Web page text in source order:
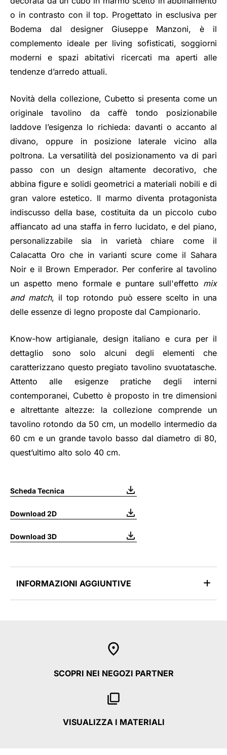
o in contrasto con il top. Progettato in esclusiva per
Bodema dal designer Giuseppe Manzoni, è il
complemento ideale per living sofisticati, soggiorni
moderni e spazi abitativi ricercati ma aperti alle
tendenze d’arredo attuali.
Novità della collezione, Cubetto si presenta come un
originale tavolino da caffè tondo posizionabile
laddove l’esigenza lo richieda: davanti o accanto al
divano, oppure in posizione laterale vicino alla
poltrona. La versatilità del posizionamento va di pari
passo con un design altamente decorativo, che
abbina figure e solidi geometrici a materiali nobili e di
gran valore estetico. Il marmo diventa protagonista
indiscusso della base, costituita da un piccolo cubo
affiancato ad una staffa in ferro lucidato, e del piano,
personalizzabile sia in varietà chiare come il
Calacatta Oro che in varianti scure come il Sahara
Noir e il Brown Emperador. Per conferire al tavolino
un aspetto meno formale e puntare sull'effetto mix
and match, il top rotondo può essere scelto in una
delle essenze di legno proposte dal Campionario.
Know-how artigianale, design italiano e cura per il
dettaglio sono solo alcuni degli elementi che
caratterizzano questo pregiato tavolino svuotatasche.
Attento alle esigenze pratiche degli interni
contemporanei, Cubetto è proposto in tre dimensioni
e altrettante altezze: la collezione comprende un
tavolino rotondo da 50 cm, un modello intermedio da
60 cm e un grande tavolo basso dal diametro di 80,
quest’ultimo alto solo 40 cm.
Scheda Tecnica
Download 2D
Download 3D
INFORMAZIONI AGGIUNTIVE
SCOPRI NEI NEGOZI PARTNER
VISUALIZZA I MATERIALI